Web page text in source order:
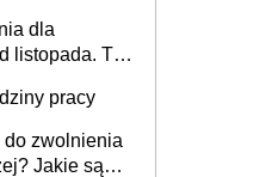
dla
listopada. To
pracy
do zwolnienia
Jakie są